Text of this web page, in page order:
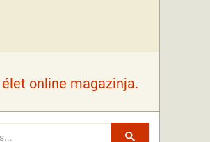
online magazinja.